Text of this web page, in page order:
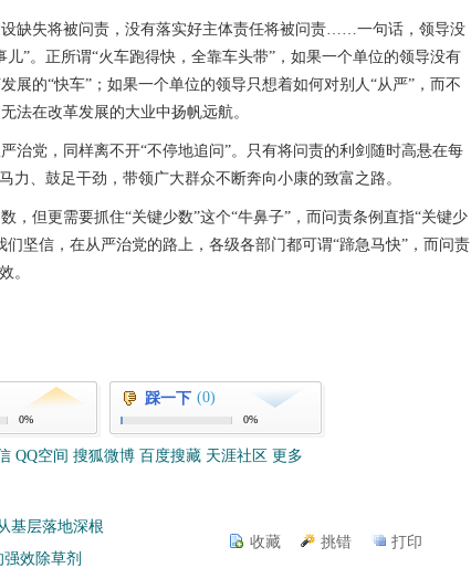
缺失将被问责，没有落实好主体责任将被问责……一句话，领导没
”。正所谓“火车跑得快，全靠车头带”，如果一个单位的领导没有
展的“快车”；如果一个单位的领导只想着如何对别人“从严”，而不
法在改革发展的大业中扬帆远航。
治党，同样离不开“不停地追问”。只有将问责的利剑随时高悬在每
力、鼓足干劲，带领广大群众不断奔向小康的致富之路。
，但更需要抓住“关键少数”这个“牛鼻子”，而问责条例直指“关键少
坚信，在从严治党的路上，各级各部门都可谓“蹄急马快”，而问责
。
0%
踩一下 (0)
0%
QQ空间 搜狐微博 百度搜藏 天涯社区 更多
基层落地深根
效除草剂
收藏 挑错 打印